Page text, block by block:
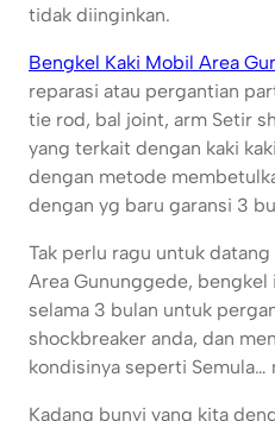
tidak diinginkan.
Bengkel Kaki Mobil Area
reparasi atau pergantian
tie rod, bal joint, arm Setir
yang terkait dengan kaki
dengan metode
dengan yg baru garansi 3
Tak perlu ragu untuk
Area Gununggede, bengkel
selama 3 bulan untuk
shockbreaker anda, dan
kondisinya seperti Semula…
Kadang bunyi yang kita